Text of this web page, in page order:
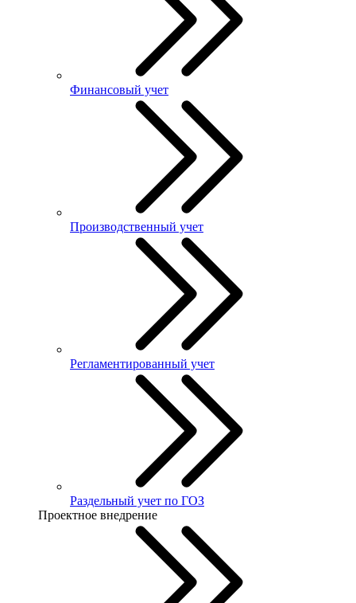
Финансовый учет
Производственный учет
Регламентированный учет
Раздельный учет по ГОЗ
Проектное внедрение